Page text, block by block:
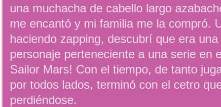
una muchacha de cabello largo
me encantó y mi familia me la compró.
haciendo zapping, descubrí que era
personaje perteneciente a una serie en
Sailor Mars! Con el tiempo, de tanto
por todos lados, terminó con el cetro
perdiéndose.